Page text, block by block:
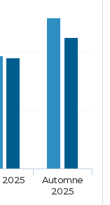
2025
Automne
2025